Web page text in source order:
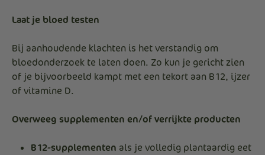
Laat je bloed testen
Bij aanhoudende klachten is het verstandig om
bloedonderzoek te laten doen. Zo kun je gericht zien
of je bijvoorbeeld kampt met een tekort aan B12, ijzer
of vitamine D.
Overweeg supplementen en/of verrijkte producten
B12-supplementen als je volledig plantaardig eet